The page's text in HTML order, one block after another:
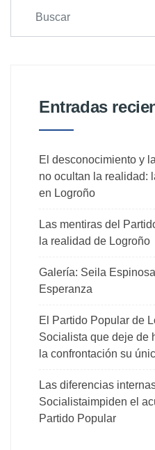
Entradas
El desconocimiento y
no ocultan la realidad:
en Logroño
Las mentiras del
la realidad de Logroño
Galería: Seila
Esperanza
El Partido Popular de
Socialista que deje de
la confrontación su
Las diferencias
Socialistaimpiden el
Partido Popular